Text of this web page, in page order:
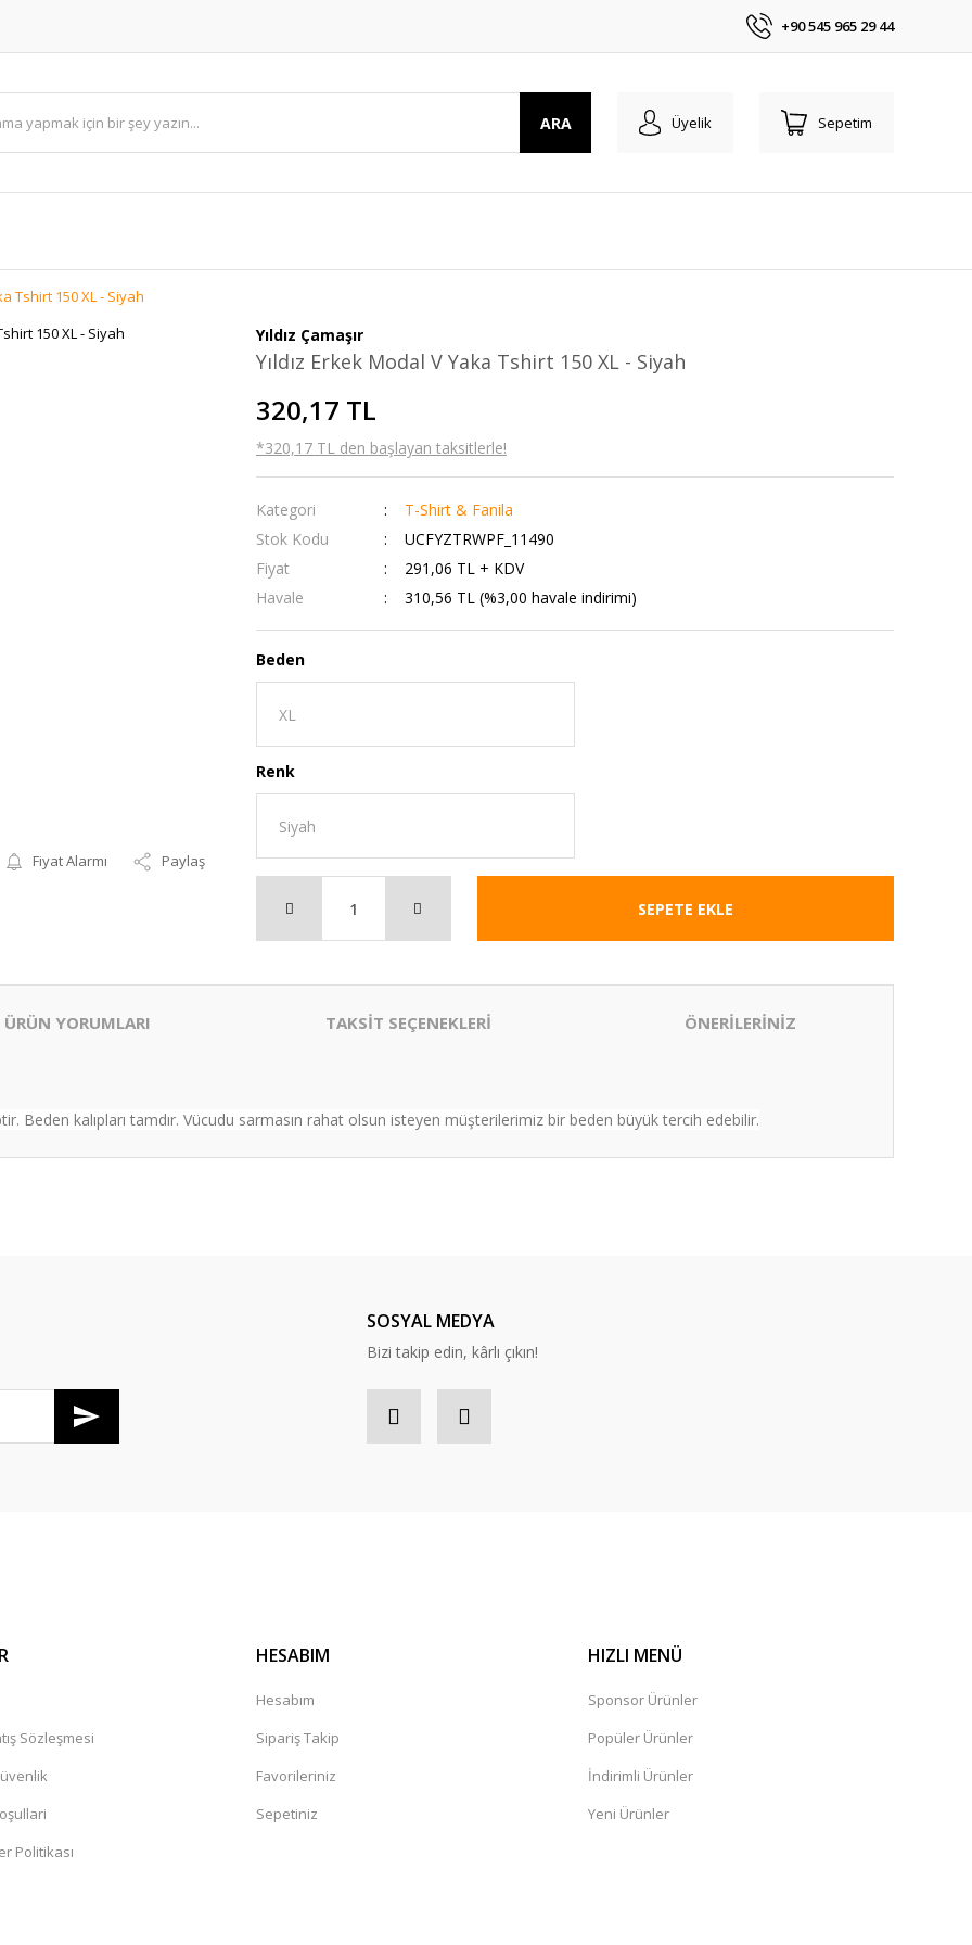
+90 545 965 29 44
ARA Üyelik Sepetim
Tshirt 150 XL - Siyah
Fiyat Alarmı Paylaş
Yıldız Çamaşır
Yıldız Erkek Modal V Yaka Tshirt 150 XL - Siyah
320,17 TL
*320,17 TL den başlayan taksitlerle!
Kategori
T-Shirt & Fanila
Stok Kodu
UCFYZTRWPF_11490
Fiyat
291,06 TL + KDV
Havale
310,56 TL (%3,00 havale indirimi)
Beden
Renk
SEPETE EKLE
ÜRÜN YORUMLARI TAKSİT SEÇENEKLERİ ÖNERİLERİNİZ
Beden kalıpları tamdır. Vücudu sarmasın rahat olsun isteyen müşterilerimiz bir beden büyük tercih edebilir.
SOSYAL MEDYA
Bizi takip edin, kârlı çıkın!
Sözleşmesi
Politikası
HESABIM
Hesabım
Sipariş Takip
Favorileriniz
Sepetiniz
HIZLI MENÜ
Sponsor Ürünler
Popüler Ürünler
İndirimli Ürünler
Yeni Ürünler